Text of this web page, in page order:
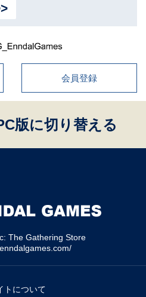
会員登録
版に切り替える
The Gathering Store
トについて